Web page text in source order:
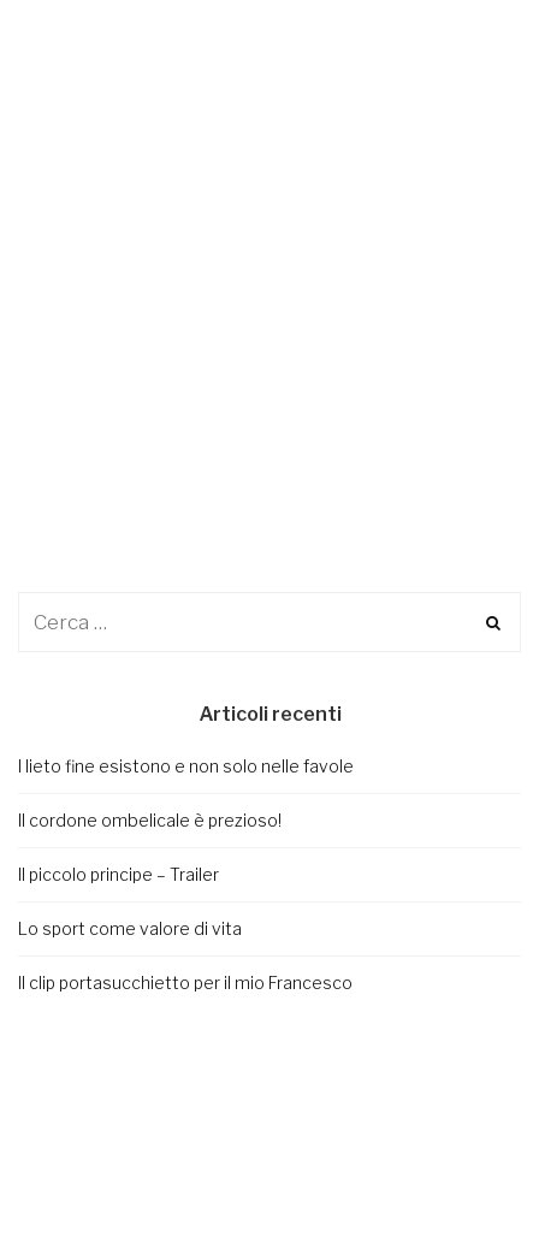
Articoli recenti
I lieto fine esistono e non solo nelle favole
Il cordone ombelicale è prezioso!
Il piccolo principe – Trailer
Lo sport come valore di vita
Il clip portasucchietto per il mio Francesco